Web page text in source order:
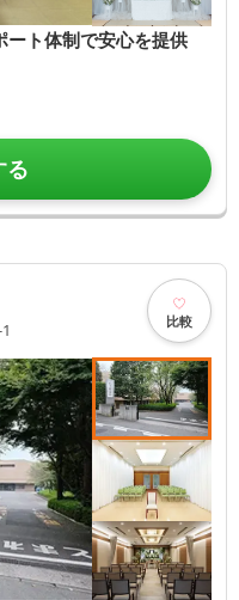
ト体制で安心を提供
る
比較